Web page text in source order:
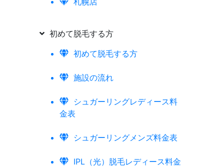
初めて脱毛する方
初めて脱毛する方
施設の流れ
シュガーリングレディース料
金表
シュガーリングメンズ料金表
IPL（光）脱毛レディース料金